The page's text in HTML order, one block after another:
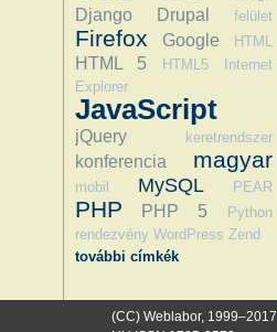
Django Drupal felület
Firefox Google HTML
HTML 5 HTML5
Internet
Explorer
JavaScript
jQuery keretrendszer
konferencia magyar
mobil MySQL PEAR
PHP PHP 5
Python
rendezvény WordPress Zend
további címkék
(CC) Weblabor, 1999–2017